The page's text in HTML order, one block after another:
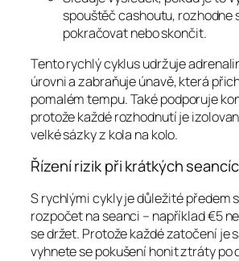
spouštěč cashoutu, rozhodne
pokračovat nebo skončit.
Tento rychlý cyklus udržuje
úrovni a zabraňuje únavě, která
pomalém tempu. Také podporuje
protože každé rozhodnutí je
velké sázky z kola na kolo.
Řízení rizik při krátkých
S rychlými cykly je důležité předem
rozpočet na seanci – například €5
se držet. Protože každé zatočení je
vyhnete se pokušení honit ztráty po